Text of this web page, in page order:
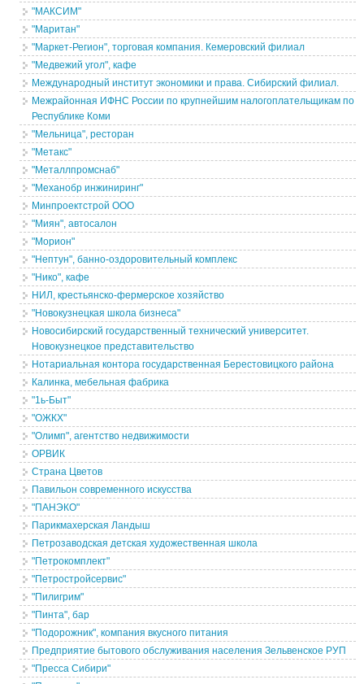
"МАКСИМ"
"Маритан"
"Маркет-Регион", торговая компания. Кемеровский филиал
"Медвежий угол", кафе
Международный институт экономики и права. Сибирский филиал.
Межрайонная ИФНС России по крупнейшим налогоплательщикам по
Республике Коми
"Мельница", ресторан
"Метакс"
"Металлпромснаб"
"Механобр инжиниринг"
Минпроектстрой ООО
"Миян", автосалон
"Морион"
"Нептун", банно-оздоровительный комплекс
"Нико", кафе
НИЛ, крестьянско-фермерское хозяйство
"Новокузнецкая школа бизнеса"
Новосибирский государственный технический университет.
Новокузнецкое представительство
Нотариальная контора государственная Берестовицкого района
Калинка, мебельная фабрика
"1ь-Быт"
"ОЖКХ"
"Олимп", агентство недвижимости
ОРВИК
Страна Цветов
Павильон современного искусства
"ПАНЭКО"
Парикмахерская Ландыш
Петрозаводская детская художественная школа
"Петрокомплект"
"Петростройсервис"
"Пилигрим"
"Пинта", бар
"Подорожник", компания вкусного питания
Предприятие бытового обслуживания населения Зельвенское РУП
"Пресса Сибири"